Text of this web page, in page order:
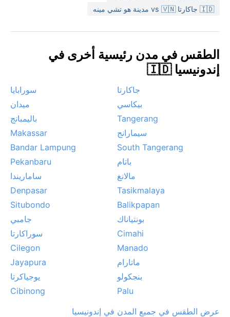
🇮🇩 جاكارتا vs 🇻🇳 مدينة هو تشي مينه
الطقس في مدن رئيسية أخرى في
إندونيسيا 🇮🇩
جاكارتا
سورابايا
بيكاسي
ميدان
Tangerang
باليمبانج
سيمارانج
Makassar
South Tangerang
Bandar Lampung
باتام
Pekanbaru
مالانغ
ساماريندا
Tasikmalaya
Denpasar
Balikpapan
Situbondo
بونتياناك
جامبي
Cimahi
سوراكارتا
Manado
Cilegon
ماتارام
Jayapura
بنجكولو
يوجياكرتا
Palu
Cibinong
عرض الطقس في جميع المدن في إندونيسيا